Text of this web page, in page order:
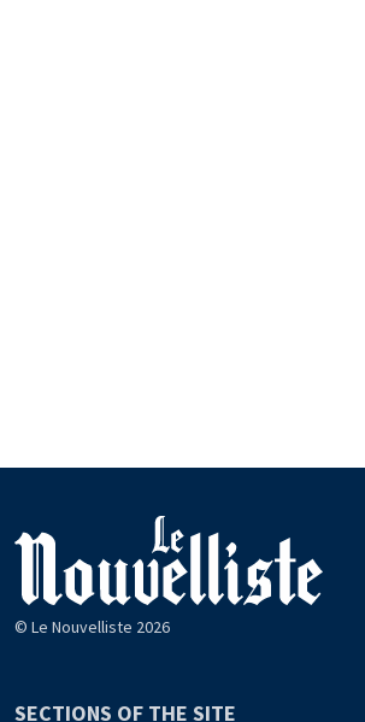
© Le Nouvelliste 2026
SECTIONS OF THE SITE